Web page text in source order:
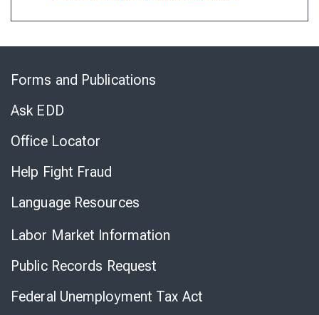
Forms and Publications
Ask EDD
Office Locator
Help Fight Fraud
Language Resources
Labor Market Information
Public Records Request
Federal Unemployment Tax Act